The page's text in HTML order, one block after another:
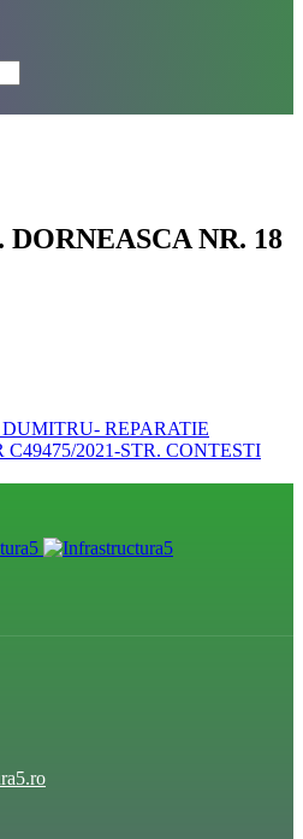
DORNEASCA NR. 18
REPARATIE
C49475/2021-STR. CONTESTI